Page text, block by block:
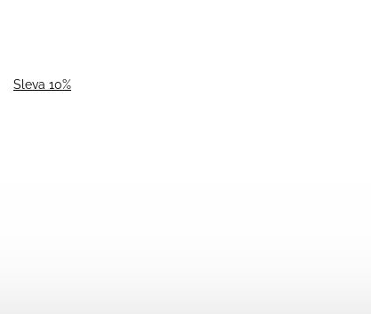
Sleva 10%